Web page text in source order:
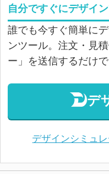
自分ですぐにデザイ
誰でも今すぐ簡単に
ンツール。注文・見
ー」を送信するだけ
デ
デザインシミュ